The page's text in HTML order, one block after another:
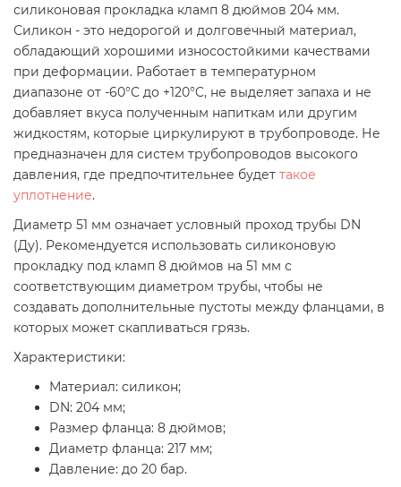
силиконовая прокладка кламп 8 дюймов 204 мм.
Силикон - это недорогой и долговечный материал,
обладающий хорошими износостойкими качествами
при деформации. Работает в температурном
диапазоне от -60°C до +120°C, не выделяет запаха и не
добавляет вкуса полученным напиткам или другим
жидкостям, которые циркулируют в трубопроводе. Не
предназначен для систем трубопроводов высокого
давления, где предпочтительнее будет такое
уплотнение.
Диаметр 51 мм означает условный проход трубы DN
(Ду). Рекомендуется использовать силиконовую
прокладку под кламп 8 дюймов на 51 мм с
соответствующим диаметром трубы, чтобы не
создавать дополнительные пустоты между фланцами, в
которых может скапливаться грязь.
Характеристики:
Материал: силикон;
DN: 204 мм;
Размер фланца: 8 дюймов;
Диаметр фланца: 217 мм;
Давление: до 20 бар.